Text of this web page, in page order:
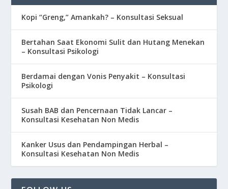
Kopi “Greng,” Amankah? – Konsultasi Seksual
Bertahan Saat Ekonomi Sulit dan Hutang Menekan
– Konsultasi Psikologi
Berdamai dengan Vonis Penyakit – Konsultasi
Psikologi
Susah BAB dan Pencernaan Tidak Lancar –
Konsultasi Kesehatan Non Medis
Kanker Usus dan Pendampingan Herbal –
Konsultasi Kesehatan Non Medis